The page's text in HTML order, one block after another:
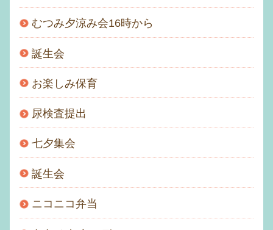
むつみ夕涼み会16時から
誕生会
お楽しみ保育
尿検査提出
七夕集会
誕生会
ニコニコ弁当